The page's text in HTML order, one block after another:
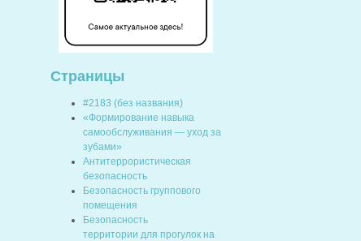
Страницы
#2183 (без названия)
«Формирование навыка
самообслуживания — уход за
зубами»
Антитеррористическая
безопасность
Безопасность группового
помещения
Безопасность
территории для прогулок на